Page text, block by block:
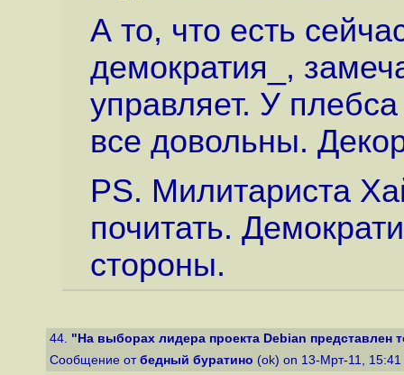
А то, что есть
демократия_,
управляет. У
все довольны.
PS. Милитариста
почитать.
стороны.
44. "На выборах лидера проекта Debian представлен
Сообщение от бедный буратино (ok) on 13-Мрт-11, 15:41